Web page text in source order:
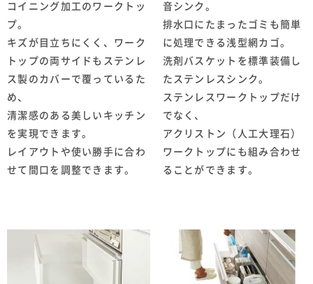
コイニング加工のワークトッ
プ。
キズが目立ちにくく、ワーク
トップの両サイドもステンレ
ス製のカバーで覆っているた
め、
清潔感のある美しいキッチン
を実現できます。
レイアウトや使い勝手に合わ
せて間口を調整できます。
音シンク。
排水口にたまったゴミも簡単
に処理できる浅型網カゴ。
洗剤バスケットを標準装備し
たステンレスシンク。
ステンレスワークトップだけ
でなく、
アクリストン（人工大理石）
ワークトップにも組み合わせ
ることができます。